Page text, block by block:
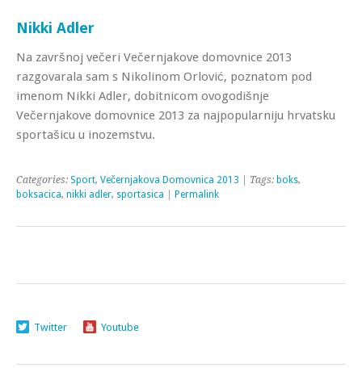
Nikki Adler
Na završnoj večeri Večernjakove domovnice 2013
razgovarala sam s Nikolinom Orlović, poznatom pod
imenom Nikki Adler, dobitnicom ovogodišnje
Večernjakove domovnice 2013 za najpopularniju hrvatsku
sportašicu u inozemstvu.
Categories: Sport, Večernjakova Domovnica 2013 | Tags: boks,
boksacica, nikki adler, sportasica Permalink
Twitter Youtube